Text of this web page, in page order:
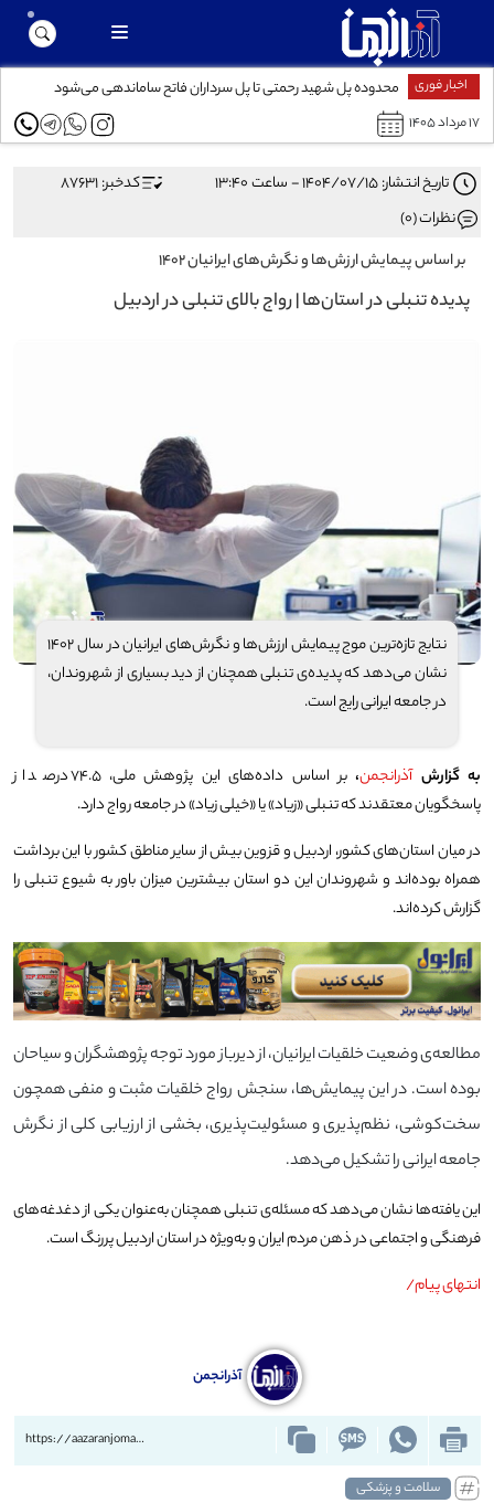
اخبار فوری محدوده پل شهید رحمتی تا پل سرداران فاتح ساماندهی می‌شود
۱۷ مرداد ۱۴۰۵
تاریخ انتشار: ۱۴۰۴/۰۷/۱۵ - ساعت ۱۳:۴۰
کدخبر: 87631
نظرات (0)
بر اساس پیمایش ارزش‌ها و نگرش‌های ایرانیان ۱۴۰۲
پدیده تنبلی در استان‌ها | رواج بالای تنبلی در اردبیل
نتایج تازه‌ترین موج پیمایش ارزش‌ها و نگرش‌های ایرانیان در سال ۱۴۰۲
نشان می‌دهد که پدیده‌ی تنبلی همچنان از دید بسیاری از شهروندان،
در جامعه ایرانی رایج است.
به گزارشآذرانجمن،
بر اساس داده‌های این پژوهش ملی، ۷۴.۵ درصد از
پاسخگویان معتقدند که تنبلی «زیاد» یا «خیلی زیاد» در جامعه رواج دارد.
در میان استان‌های کشور، اردبیل و قزوین بیش از سایر مناطق کشور با این برداشت
همراه بوده‌اند و شهروندان این دو استان بیشترین میزان باور به شیوع تنبلی را
گزارش کرده‌اند.
مطالعه‌ی وضعیت خلقیات ایرانیان، از دیرباز مورد توجه پژوهشگران و سیاحان
بوده است. در این پیمایش‌ها، سنجش رواج خلقیات مثبت و منفی همچون
سخت‌کوشی، نظم‌پذیری و مسئولیت‌پذیری، بخشی از ارزیابی کلی از نگرش
جامعه ایرانی را تشکیل می‌دهد.
این یافته‌ها نشان می‌دهد که مسئله‌ی تنبلی همچنان به‌عنوان یکی از دغدغه‌های
فرهنگی و اجتماعی در ذهن مردم ایران و به‌ویژه در استان اردبیل پررنگ است.
انتهای پیام/
آذرانجمن
https://aazaranjoman.ir/?p=87631
سلامت و پزشکی